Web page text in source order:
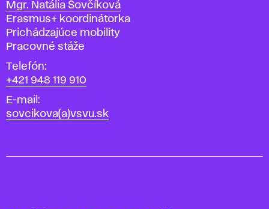
Mgr. Natália Šovčíková
Pozícia
Erasmus+ koordinátorka
Prichádzajúce mobility
Pracovné stáže
Telefón
+421 948 119 910
E-mail
sovcikova(a)vsvu.sk